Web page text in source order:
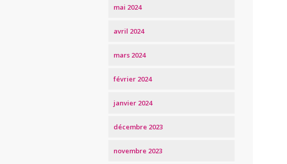
mai 2024
avril 2024
mars 2024
février 2024
janvier 2024
décembre 2023
novembre 2023